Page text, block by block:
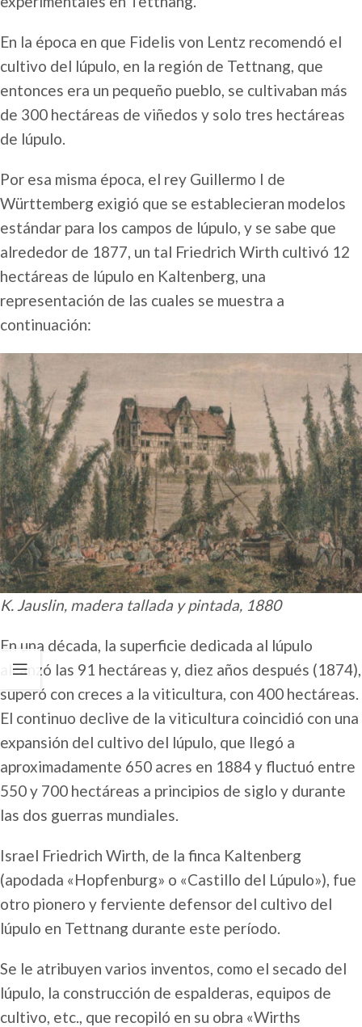
En la época en que Fidelis von Lentz recomendó el
cultivo del lúpulo, en la región de Tettnang, que
entonces era un pequeño pueblo, se cultivaban más
de 300 hectáreas de viñedos y solo tres hectáreas
de lúpulo.
Por esa misma época, el rey Guillermo I de
Württemberg exigió que se establecieran modelos
estándar para los campos de lúpulo, y se sabe que
alrededor de 1877, un tal Friedrich Wirth cultivó 12
hectáreas de lúpulo en Kaltenberg, una
representación de las cuales se muestra a
continuación:
K. Jauslin, madera tallada y pintada, 1880
En una década, la superficie dedicada al lúpulo
alcanzó las 91 hectáreas y, diez años después (1874),
superó con creces a la viticultura, con 400 hectáreas.
El continuo declive de la viticultura coincidió con una
expansión del cultivo del lúpulo, que llegó a
aproximadamente 650 acres en 1884 y fluctuó entre
550 y 700 hectáreas a principios de siglo y durante
las dos guerras mundiales.
Israel Friedrich Wirth, de la finca Kaltenberg
(apodada «Hopfenburg» o «Castillo del Lúpulo»), fue
otro pionero y ferviente defensor del cultivo del
lúpulo en Tettnang durante este período.
Se le atribuyen varios inventos, como el secado del
lúpulo, la construcción de espalderas, equipos de
cultivo, etc., que recopiló en su obra «Wirths